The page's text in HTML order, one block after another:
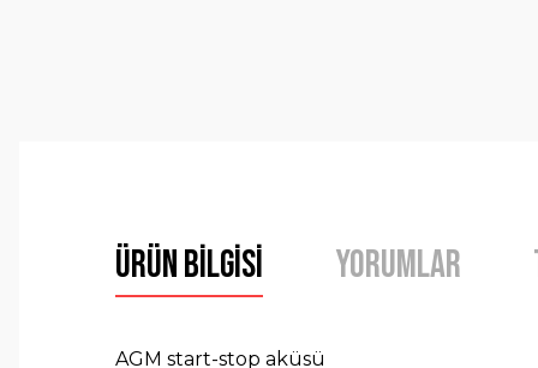
Ürün Bilgisi Yorumlar
AGM start-stop aküsü